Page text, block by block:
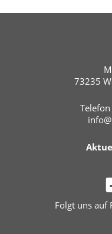
73235
Folgt uns auf